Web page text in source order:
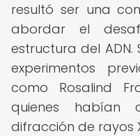
resultó ser una
abordar el
estructura del
experimentos
como Rosalind
quienes habían
difracción de rayos